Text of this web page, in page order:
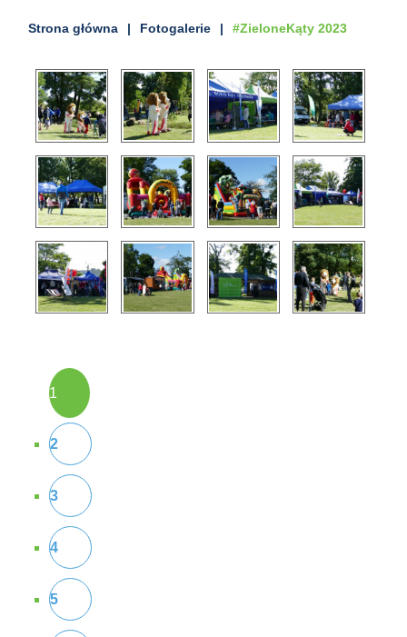
Strona główna Fotogalerie #ZieloneKąty 2023
Strony
1
2
3
4
5